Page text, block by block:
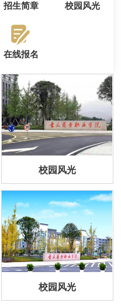
招生简章 校园风光
在线报名
校园风光
校园风光